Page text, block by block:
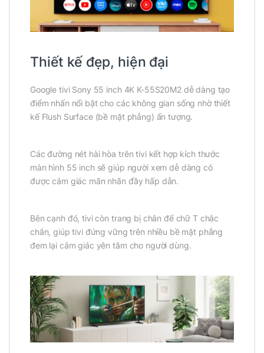
Thiết kế đẹp, hiện đại
Google tivi Sony 55 inch 4K K-55S20M2 dễ dàng tạo
điểm nhấn nổi bật cho các không gian sống nhờ thiết
kế Flush Surface (bề mặt phẳng) ấn tượng.
Các đường nét hài hòa trên tivi kết hợp kích thước
màn hình 55 inch sẽ giúp người xem dễ dàng có
được cảm giác mãn nhãn đầy hấp dẫn.
Bên cạnh đó, tivi còn trang bị chân đế chữ T chắc
chắn, giúp tivi đứng vững trên nhiều bề mặt phẳng
đem lại cảm giác yên tâm cho người dùng.